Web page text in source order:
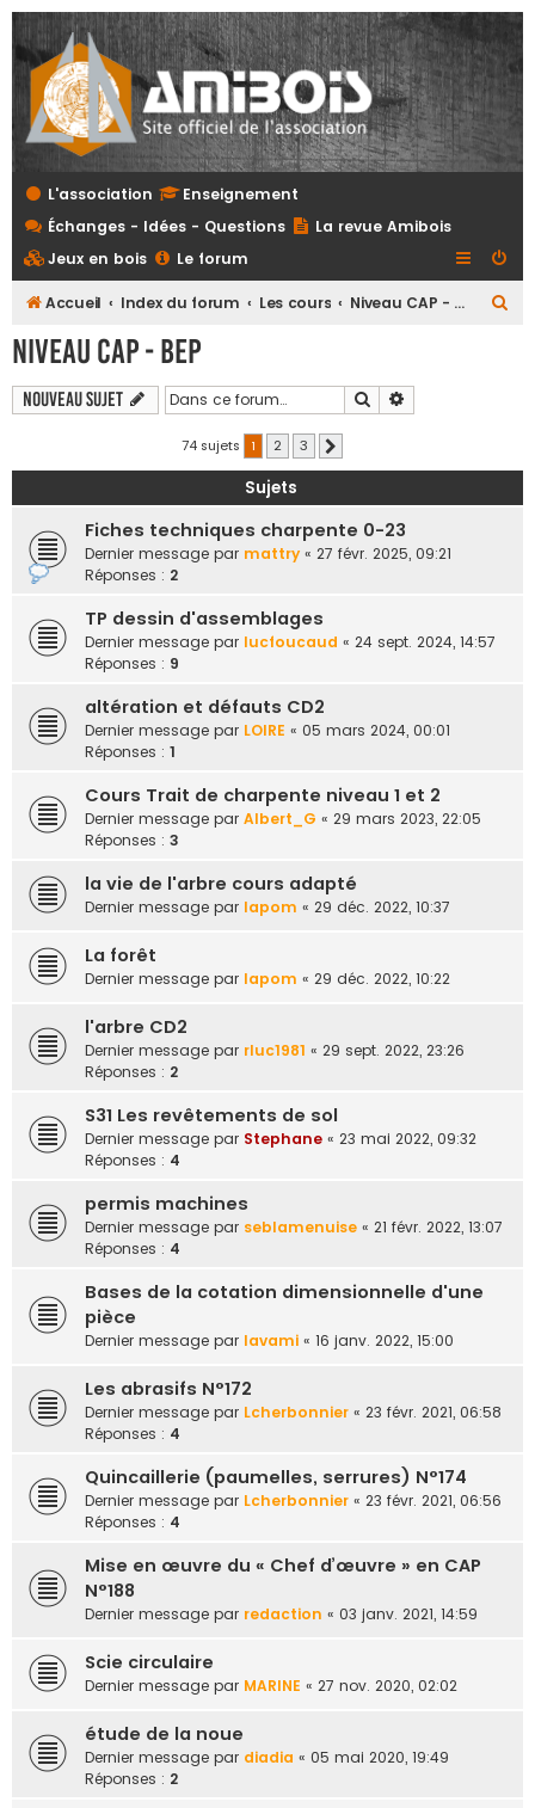
L'association
Enseignement
Échanges - Idées - Questions
La revue Amibois
Jeux en bois
Le forum
Accueil Index du forum Les cours Niveau CAP - BEP
Niveau CAP - BEP
Nouveau sujet Rechercher
74 sujets 1 2 3
Sujets
Fiches techniques charpente 0-23
Dernier message par mattry « 27 févr. 2025, 09:21
Réponses : 2
TP dessin d'assemblages
Dernier message par lucfoucaud « 24 sept. 2024, 14:57
Réponses : 9
altération et défauts CD2
Dernier message par LOIRE « 05 mars 2024, 00:01
Réponses : 1
Cours Trait de charpente niveau 1 et 2
Dernier message par Albert_G « 29 mars 2023, 22:05
Réponses : 3
la vie de l'arbre cours adapté
Dernier message par lapom « 29 déc. 2022, 10:37
La forêt
Dernier message par lapom « 29 déc. 2022, 10:22
l'arbre CD2
Dernier message par rluc1981 « 29 sept. 2022, 23:26
Réponses : 2
S31 Les revêtements de sol
Dernier message par Stephane « 23 mai 2022, 09:32
Réponses : 4
permis machines
Dernier message par seblamenuise « 21 févr. 2022, 13:07
Réponses : 4
Bases de la cotation dimensionnelle d'une
pièce
Dernier message par lavami « 16 janv. 2022, 15:00
Les abrasifs N°172
Dernier message par Lcherbonnier « 23 févr. 2021, 06:58
Réponses : 4
Quincaillerie (paumelles, serrures) N°174
Dernier message par Lcherbonnier « 23 févr. 2021, 06:56
Réponses : 4
Mise en œuvre du « Chef d’œuvre » en CAP
N°188
Dernier message par redaction « 03 janv. 2021, 14:59
Scie circulaire
Dernier message par MARINE « 27 nov. 2020, 02:02
étude de la noue
Dernier message par diadia « 05 mai 2020, 19:49
Réponses : 2